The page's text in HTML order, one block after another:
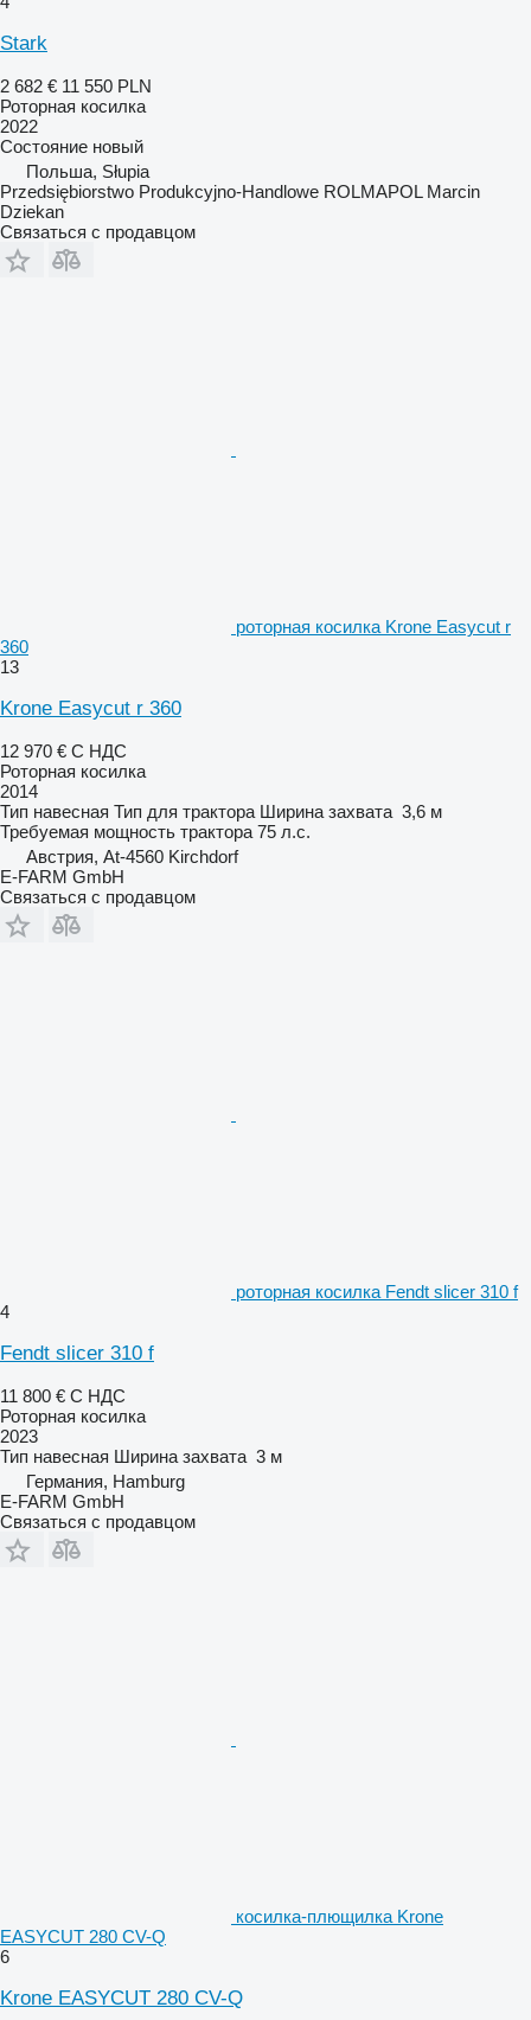
Stark
2 682 € 11 550 PLN
Роторная косилка
2022
Состояние новый
Польша, Słupia
Przedsiębiorstwo Produkcyjno-Handlowe ROLMAPOL Marcin
Dziekan
Связаться с продавцом
роторная косилка Krone Easycut r
360
13
Krone Easycut r 360
12 970 € С НДС
Роторная косилка
2014
Тип навесная Тип для трактора Ширина захвата 3,6 м
Требуемая мощность трактора 75 л.с.
Австрия, At-4560 Kirchdorf
E-FARM GmbH
Связаться с продавцом
роторная косилка Fendt slicer 310 f
4
Fendt slicer 310 f
11 800 € С НДС
Роторная косилка
2023
Тип навесная Ширина захвата 3 м
Германия, Hamburg
E-FARM GmbH
Связаться с продавцом
косилка-плющилка Krone
EASYCUT 280 CV-Q
6
Krone EASYCUT 280 CV-Q